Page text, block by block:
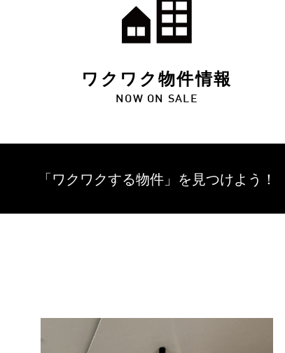
ワクワク物件情報
NOW ON SALE
「ワクワクする物件」を 見つけよう！